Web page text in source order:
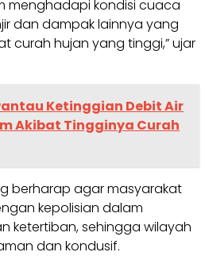
menghadapi kondisi cuaca
dan dampak lainnya yang
curah hujan yang tinggi,” ujar
Ketinggian Debit Air
Akibat Tingginya Curah
berharap agar masyarakat
kepolisian dalam
ketertiban, sehingga wilayah
dan kondusif.